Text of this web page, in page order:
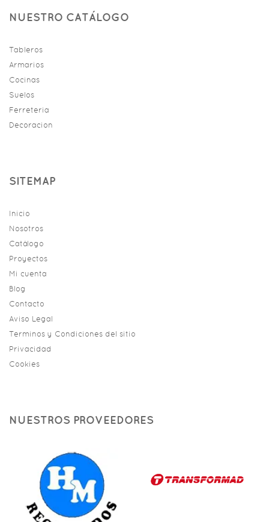
NUESTRO CATÁLOGO
Tableros
Armarios
Cocinas
Suelos
Ferreteria
Decoracion
SITEMAP
Inicio
Nosotros
Catálogo
Proyectos
Mi cuenta
Blog
Contacto
Aviso Legal
Terminos y Condiciones del sitio
Privacidad
Cookies
NUESTROS PROVEEDORES